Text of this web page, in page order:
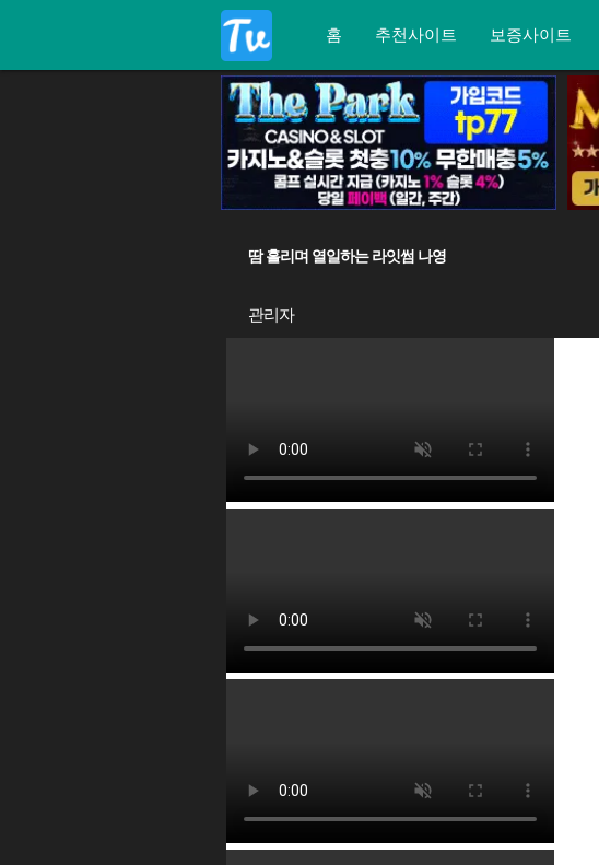
홈 추천사이트 보증사이트
땀 흘리며 열일하는 라잇썸 나영
관리자